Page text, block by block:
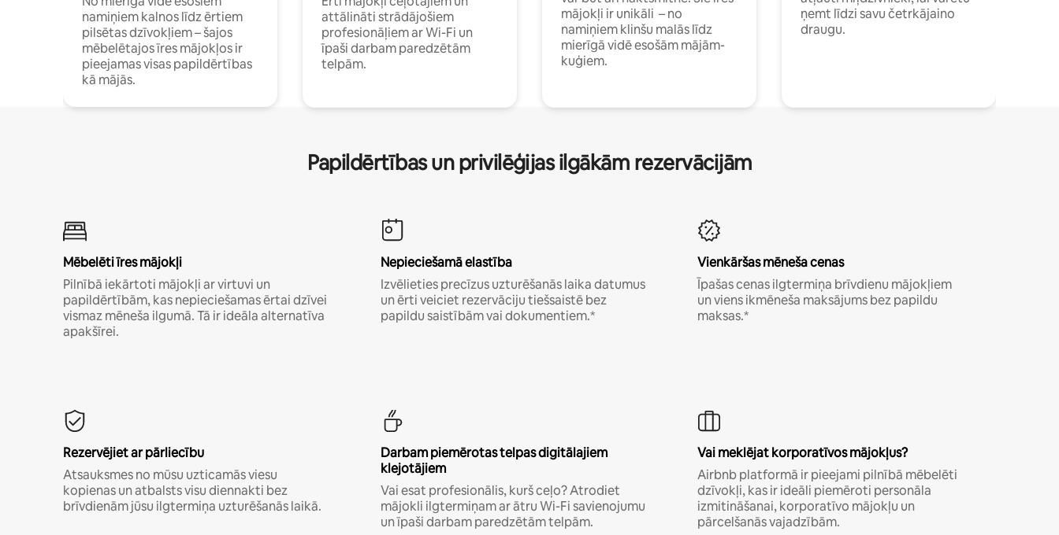
namiņiem kalnos līdz ērtiem
pilsētas dzīvokļiem – šajos
mēbelētajos īres mājokļos ir
pieejamas visas papildērtības
kā mājās.
attālināti strādājošiem
profesionāļiem ar Wi-Fi un
īpaši darbam paredzētām
telpām.
mājokļi ir unikāli – no
namiņiem klinšu malās līdz
mierīgā vidē esošām mājām-
kuģiem.
ņemt līdzi savu četrkājaino
draugu.
Papildērtības un privilēģijas ilgākām rezervācijām
Mēbelēti īres mājokļi
Pilnībā iekārtoti mājokļi ar virtuvi un
papildērtībām, kas nepieciešamas ērtai dzīvei
vismaz mēneša ilgumā. Tā ir ideāla alternatīva
apakšīrei.
Nepieciešamā elastība
Izvēlieties precīzus uzturēšanās laika datumus
un ērti veiciet rezervāciju tiešsaistē bez
papildu saistībām vai dokumentiem.*
Vienkāršas mēneša cenas
Īpašas cenas ilgtermiņa brīvdienu mājokļiem
un viens ikmēneša maksājums bez papildu
maksas.*
Rezervējiet ar pārliecību
Atsauksmes no mūsu uzticamās viesu
kopienas un atbalsts visu diennakti bez
brīvdienām jūsu ilgtermiņa uzturēšanās laikā.
Darbam piemērotas telpas digitālajiem
klejotājiem
Vai esat profesionālis, kurš ceļo? Atrodiet
mājokli ilgtermiņam ar ātru Wi-Fi savienojumu
un īpaši darbam paredzētām telpām.
Vai meklējat korporatīvos mājokļus?
Airbnb platformā ir pieejami pilnībā mēbelēti
dzīvokļi, kas ir ideāli piemēroti personāla
izmitināšanai, korporatīvo mājokļu un
pārcelšanās vajadzībām.